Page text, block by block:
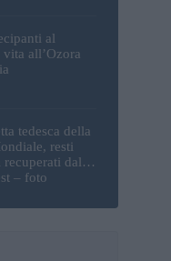
al
all’Ozora
tedesca della
resti
dal
– foto